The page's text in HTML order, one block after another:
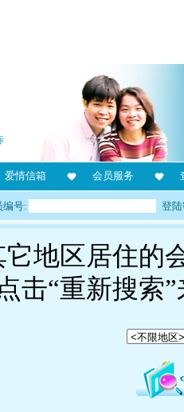
爱情信箱 会员服务
编号: 登
地区居住的
击“重新搜索